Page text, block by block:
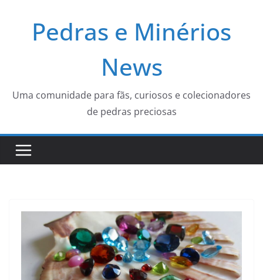
Pedras e Minérios
News
Uma comunidade para fãs, curiosos e colecionadores
de pedras preciosas